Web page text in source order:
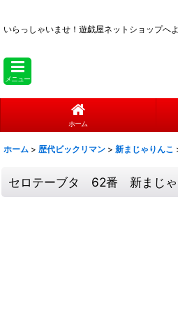
いらっしゃいませ！ 遊戯屋ネットショップへ
メニュー
ホーム
ホーム > 歴代ビックリマン > 新まじゃりんこ
セロテーブタ 62番 新まじゃ